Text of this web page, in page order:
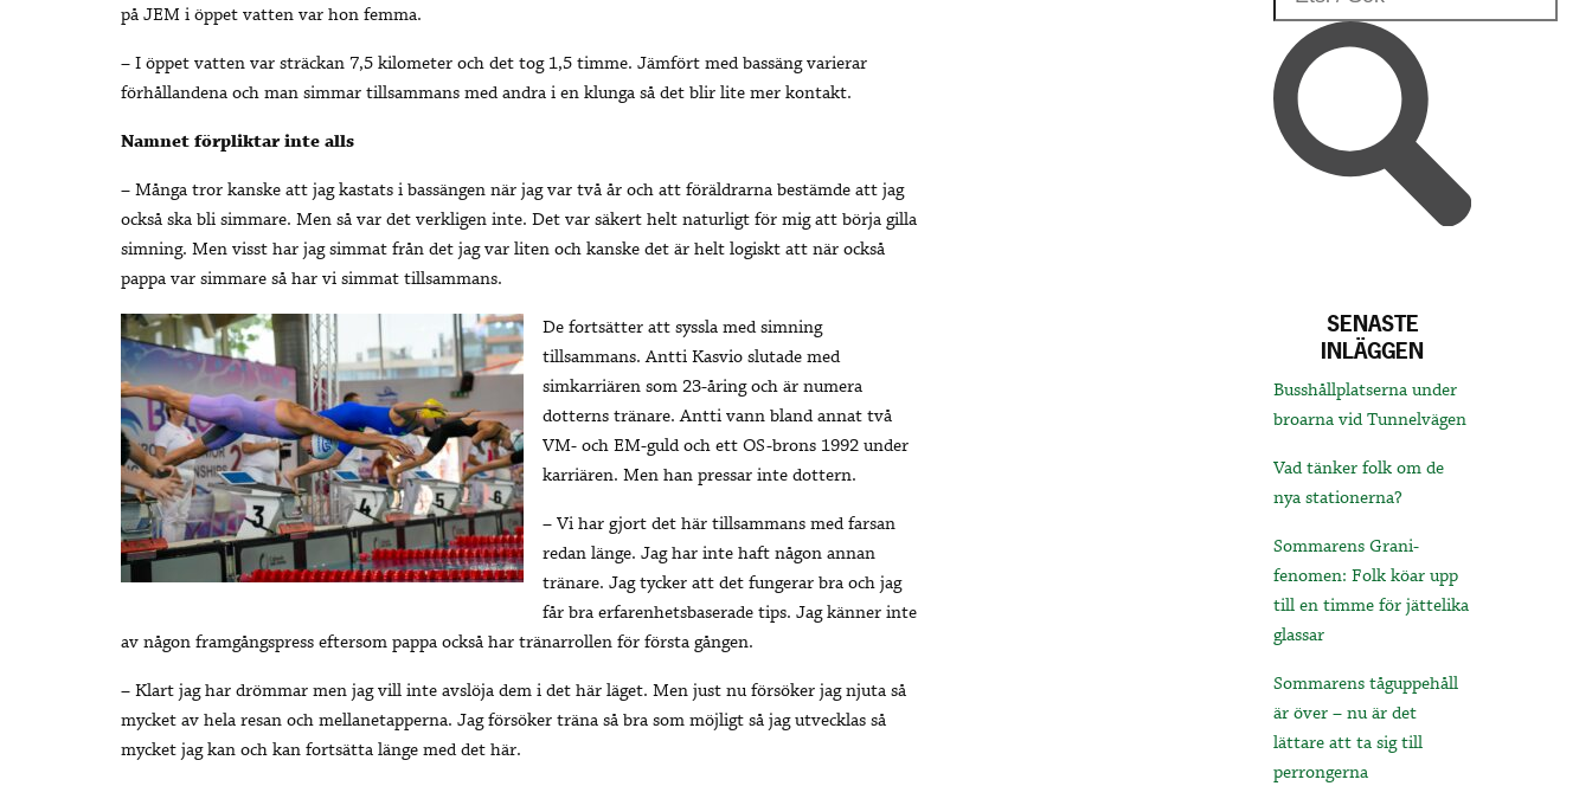
på JEM i öppet vatten var hon femma.
– I öppet vatten var sträckan 7,5 kilometer och det tog 1,5 timme. Jämfört med bassäng varierar
förhållandena och man simmar tillsammans med andra i en klunga så det blir lite mer kontakt.
Namnet förpliktar inte alls
– Många tror kanske att jag kastats i bassängen när jag var två år och att föräldrarna bestämde att jag
också ska bli simmare. Men så var det verkligen inte. Det var säkert helt naturligt för mig att börja gilla
simning. Men visst har jag simmat från det jag var liten och kanske det är helt logiskt att när också
pappa var simmare så har vi simmat tillsammans.
De fortsätter att syssla med simning
tillsammans. Antti Kasvio slutade med
simkarriären som 23-åring och är numera
dotterns tränare. Antti vann bland annat två
VM- och EM-guld och ett OS-brons 1992 under
karriären. Men han pressar inte dottern.
– Vi har gjort det här tillsammans med farsan
redan länge. Jag har inte haft någon annan
tränare. Jag tycker att det fungerar bra och jag
får bra erfarenhetsbaserade tips. Jag känner inte
av någon framgångspress eftersom pappa också har tränarrollen för första gången.
– Klart jag har drömmar men jag vill inte avslöja dem i det här läget. Men just nu försöker jag njuta så
mycket av hela resan och mellanetapperna. Jag försöker träna så bra som möjligt så jag utvecklas så
mycket jag kan och kan fortsätta länge med det här.
SENASTE
INLÄGGEN
Busshållplatserna under
broarna vid Tunnelvägen
Vad tänker folk om de
nya stationerna?
Sommarens Grani-
fenomen: Folk köar upp
till en timme för jättelika
glassar
Sommarens tåguppehåll
är över – nu är det
lättare att ta sig till
perrongerna